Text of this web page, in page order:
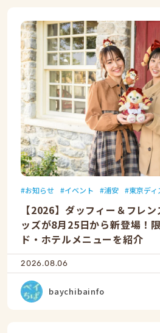
お知らせ イベント 浦安 東京デ
【2026】ダッフィー＆フレ
ッズが8月25日から新登場！
ド・ホテルメニューを紹介
2026.08.06
baychibainfo